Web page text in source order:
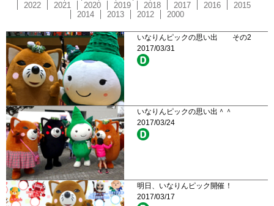
2022
2021 2020 2019 2018 2017 2016
2015
2014
2013 2012 2000
いなりんピックの思い出 その2
2017/03/31
いなりんピックの思い出＾＾
2017/03/24
明日、いなりんピック開催！
2017/03/17